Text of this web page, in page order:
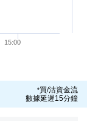
*買/沽資金流
數據延遲15分鐘